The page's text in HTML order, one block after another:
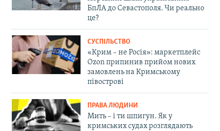
БпЛА до Севастополя. Чи реально
це?
СУСПІЛЬСТВО
«Крим – не Росія»: маркетплейс
Ozon припинив прийом нових
замовлень на Кримському
півострові
ПРАВА ЛЮДИНИ
Мить – і ти шпигун. Як у
кримських судах розглядають